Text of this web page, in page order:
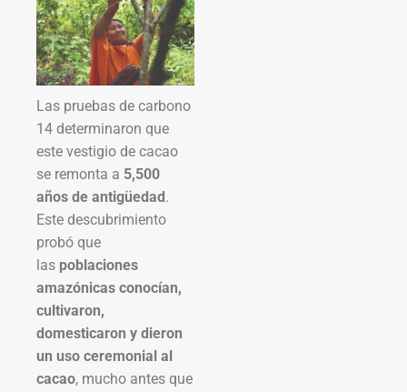
Las pruebas de carbono
14 determinaron que
este vestigio de cacao
se remonta a 5,500
años de antigüedad .
Este descubrimiento
probó que
las poblaciones
amazónicas conocían,
cultivaron,
domesticaron y dieron
un uso ceremonial al
cacao, mucho antes que